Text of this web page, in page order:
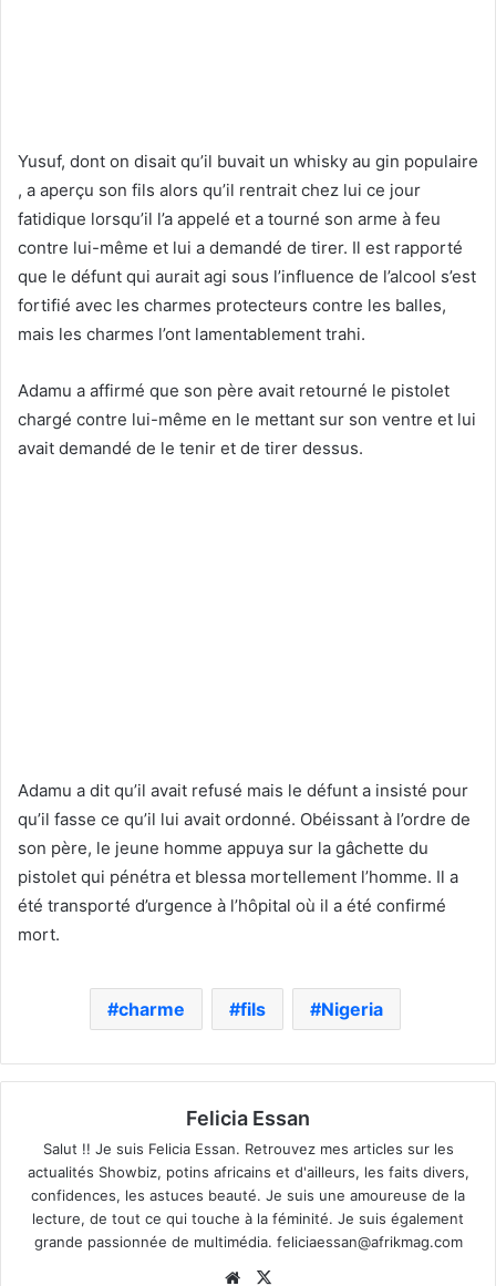
Yusuf, dont on disait qu’il buvait un whisky au gin populaire
, a aperçu son fils alors qu’il rentrait chez lui ce jour
fatidique lorsqu’il l’a appelé et a tourné son arme à feu
contre lui-même et lui a demandé de tirer. Il est rapporté
que le défunt qui aurait agi sous l’influence de l’alcool s’est
fortifié avec les charmes protecteurs contre les balles,
mais les charmes l’ont lamentablement trahi.
Adamu a affirmé que son père avait retourné le pistolet
chargé contre lui-même en le mettant sur son ventre et lui
avait demandé de le tenir et de tirer dessus.
Adamu a dit qu’il avait refusé mais le défunt a insisté pour
qu’il fasse ce qu’il lui avait ordonné. Obéissant à l’ordre de
son père, le jeune homme appuya sur la gâchette du
pistolet qui pénétra et blessa mortellement l’homme. Il a
été transporté d’urgence à l’hôpital où il a été confirmé
mort.
charme fils Nigeria
Felicia Essan
Salut !! Je suis Felicia Essan. Retrouvez mes articles sur les
actualités Showbiz, potins africains et d'ailleurs, les faits divers,
confidences, les astuces beauté. Je suis une amoureuse de la
lecture, de tout ce qui touche à la féminité. Je suis également
grande passionnée de multimédia. feliciaessan@afrikmag.com
Website